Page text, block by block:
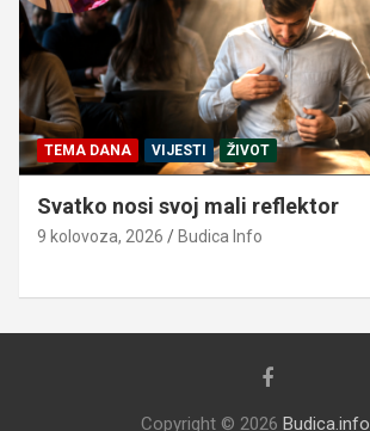
TEMA DANA VIJESTI ŽIVOT
Svatko nosi svoj mali reflektor
9 kolovoza, 2026 Budica Info
Copyright © 2026 Budica.info